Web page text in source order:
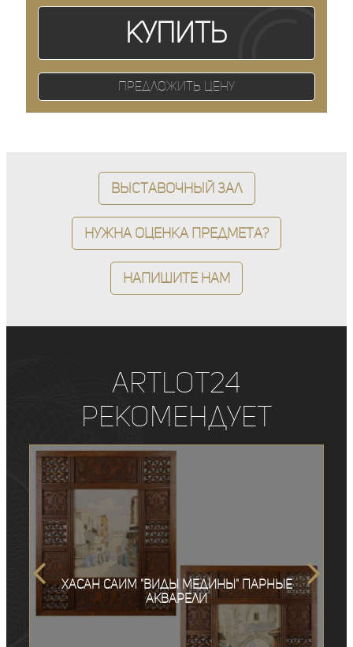
Купить
Предложить цену
Выставочный зал
Нужна оценка предмета?
Напишите нам
ArtLot24
рекомендует
Хасан Саим "Виды Медины" парные
акварели